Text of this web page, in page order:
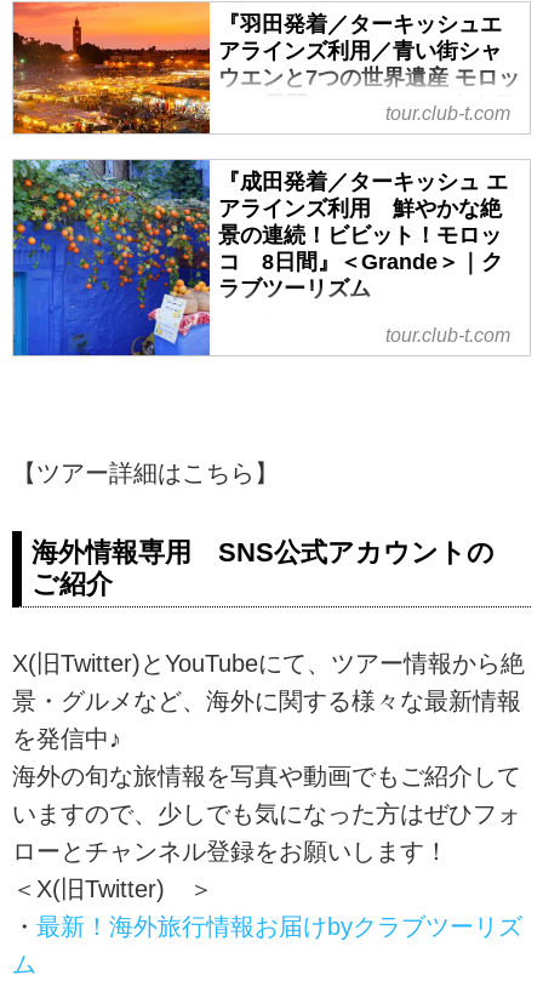
『エールフランス航空利用 色彩で
つなぐ美景めぐり華やかモロッコ
12日間/アイトベンハッドゥ宿泊プ
ラン』＜プレミアムステージ＞の
紹介をしています。ツアー・旅行
のお申込ならクラブツーリズム。
『羽田発着／ターキッシュエ
アラインズ利用／青い街シャ
ウエンと7つの世界遺産 モロッ
コ10日間』＜Grande＞｜クラ
ブツーリズム
『羽田発着／ターキッシュエアラ
インズ利用／青い街シャウエンと7
つの世界遺産 モロッコ10日間』＜
Grande＞の紹介をしています。ツ
アー・旅行のお申込ならクラブツ
tour.club-t.com
『成田発着／ターキッシュ エ
アラインズ利用 鮮やかな絶
景の連続！ビビット！モロッ
コ 8日間』＜Grande＞｜ク
ラブツーリズム
『成田発着／ターキッシュ エアラ
インズ利用 鮮やかな絶景の連
ツーリズム。
tour.club-t.com
【ツアー詳細はこちら】
海外情報専用 SNS公式アカウントの
ご紹介
X(旧Twitter)とYouTubeにて、ツアー情報から絶
景・グルメなど、海外に関する様々な最新情報
を発信中♪
海外の旬な旅情報を写真や動画でもご紹介して
いますので、少しでも気になった方はぜひフォ
ローとチャンネル登録をお願いします！
＜X(旧Twitter) ＞
・ 最新！海外旅行情報お届けbyクラブツーリズ
ム